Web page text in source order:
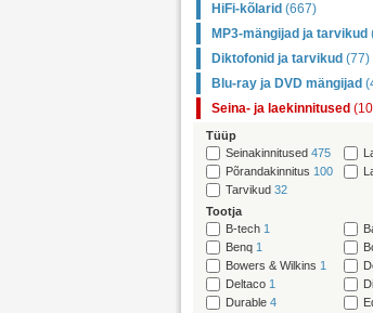
HiFi-kõlarid (667)
MP3-mängijad ja tarvikud
Diktofonid ja tarvikud (77)
Blu-ray ja DVD mängijad
Seina- ja laekinnitused
Tüüp
Seinakinnitused 475
Põrandakinnitus 100
Tarvikud 32
Tootja
B-tech 1
Benq 1
Bowers & Wilkins 1
Deltaco 1
Durable 4